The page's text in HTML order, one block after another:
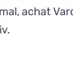
achat